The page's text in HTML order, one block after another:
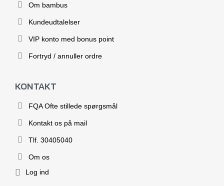
Om bambus
Kundeudtalelser
VIP konto med bonus point
Fortryd / annuller ordre
KONTAKT
FQA Ofte stillede spørgsmål
Kontakt os på mail
Tlf. 30405040
Om os
Log ind